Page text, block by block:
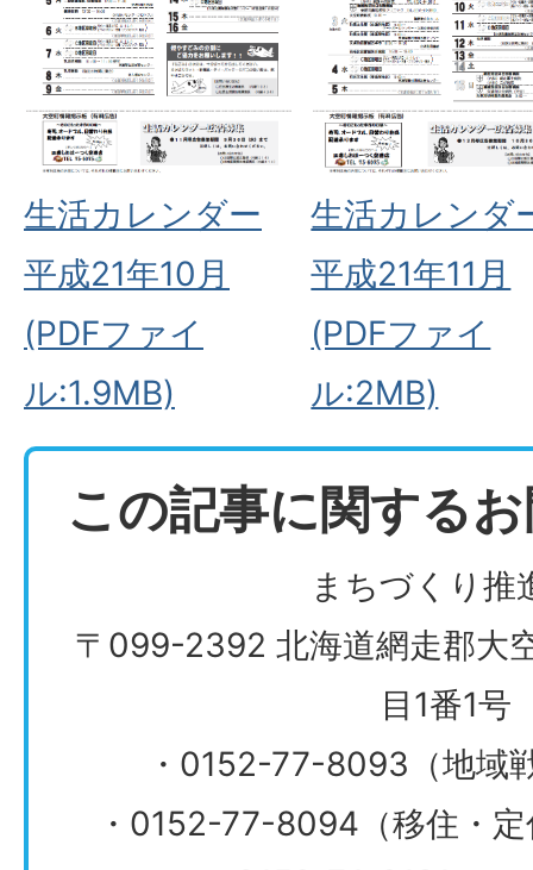
生活カレンダー
平成21年10月
(PDFファイ
ル:1.9MB)
生活カレンダ
平成21年11月
(PDFファイ
ル:2MB)
この記事に関する
まちづくり推
〒099-2392 北海道網走郡大
目1番1号
・0152-77-8093（地域
・0152-77-8094（移住・